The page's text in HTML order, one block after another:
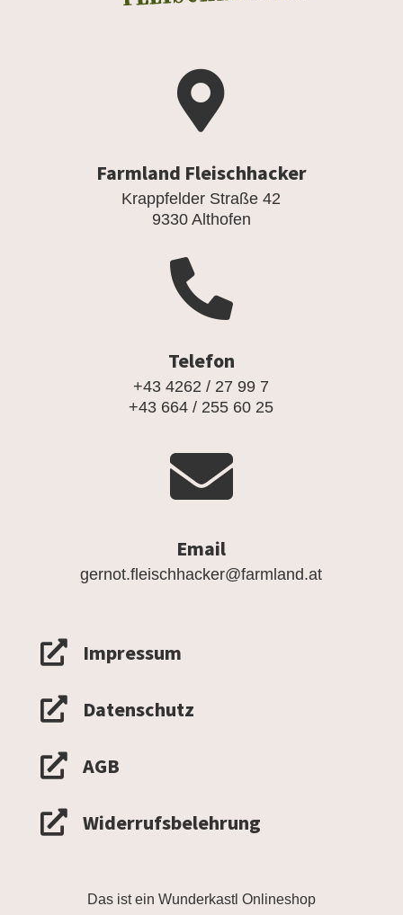

Farmland Fleischhacker
Krappfelder Straße 42
9330 Althofen

Telefon
+43 4262 / 27 99 7
+43 664 / 255 60 25

Email
gernot.fleischhacker@farmland.at
 Impressum
 Datenschutz
 AGB
 Widerrufsbelehrung
Das ist ein Wunderkastl Onlineshop